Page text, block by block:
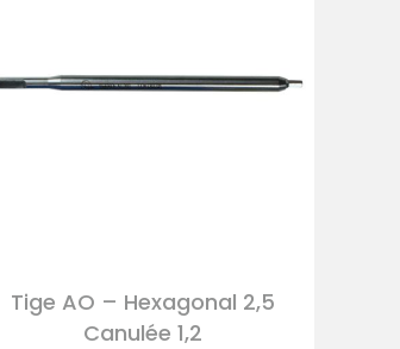
Tige AO – Hexagonal 2,5
Canulée 1,2